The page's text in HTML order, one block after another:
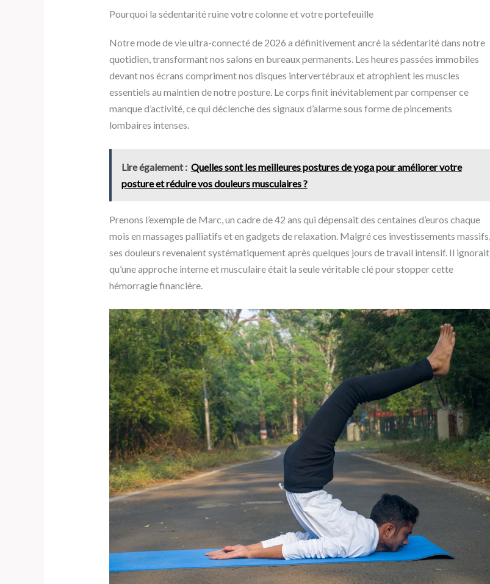
Pourquoi la sédentarité ruine votre colonne et votre portefeuille
Notre mode de vie ultra-connecté de 2026 a définitivement ancré la sédentarité dans notre
quotidien, transformant nos salons en bureaux permanents. Les heures passées immobiles
devant nos écrans compriment nos disques intervertébraux et atrophient les muscles
essentiels au maintien de notre posture. Le corps finit inévitablement par compenser ce
manque d’activité, ce qui déclenche des signaux d’alarme sous forme de pincements
lombaires intenses.
Lire également : Quelles sont les meilleures postures de yoga pour améliorer votre
posture et réduire vos douleurs musculaires ?
Prenons l’exemple de Marc, un cadre de 42 ans qui dépensait des centaines d’euros chaque
mois en massages palliatifs et en gadgets de relaxation. Malgré ces investissements massifs,
ses douleurs revenaient systématiquement après quelques jours de travail intensif. Il ignorait
qu’une approche interne et musculaire était la seule véritable clé pour stopper cette
hémorragie financière.